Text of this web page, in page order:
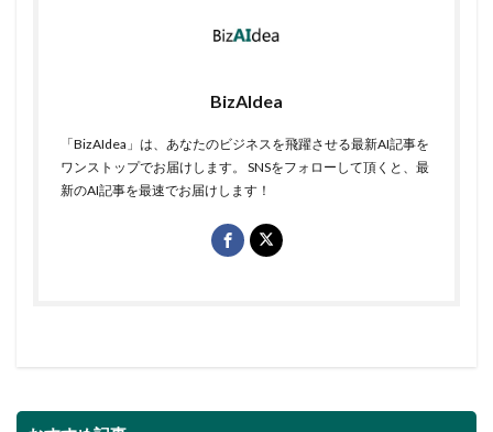
BizAIdea
「BizAIdea」は、あなたのビジネスを飛躍させる最新AI記事を
ワンストップでお届けします。 SNSをフォローして頂くと、最
新のAI記事を最速でお届けします！